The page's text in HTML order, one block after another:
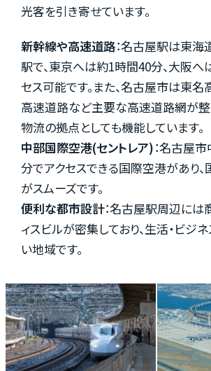
Q&A
お知らせ
会社概要
個人情報保護
カスタマーハラスメントに関す
コンテンツポリシー
光客を引き寄せています。
新幹線や高速道路：名古屋駅は東
駅で、東京へは約1時間40分、大阪へ
セス可能です。また、名古屋市は東
高速道路など主要な高速道路網が整
物流の拠点としても機能しています。
中部国際空港(セントレア)：名古屋
分でアクセスできる国際空港があり
がスムーズです。
便利な都市設計：名古屋駅周辺には
ィスビルが密集しており、生活・ビジ
い地域です。